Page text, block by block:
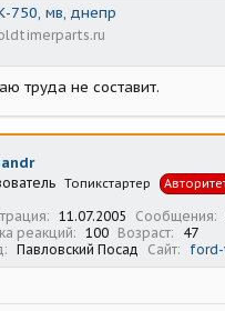
750, мв, днепр
труда не составит.
Топикстартер
11.07.2005 Сообщения
реакций
100 Возраст
47
Павловский Посад Сайт ford-